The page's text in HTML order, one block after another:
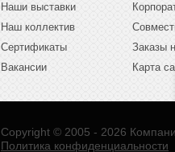
Наши выставки
Наш коллектив
Сертификаты
Вакансии
Заказы
Карта
Copyright © 2005 - 2026
Политика конфиденциальности